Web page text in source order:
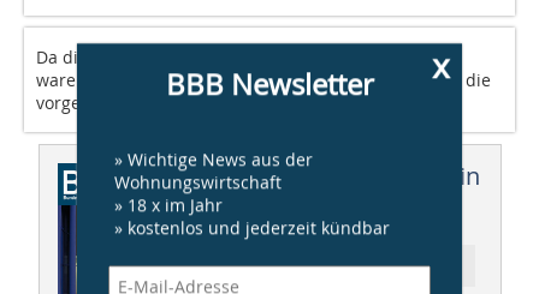
Da die Höhen des Fußbodenaufbaus unterschiedlich
waren, mussten die Anschlüsse für jeden Balkon auf die
vorgegebene Austrittshöhe ausgerichtet werden.
Dieser Artikel erschien in
BBB 04/2012
Ressort: BAUEN IM BESTAND
x
BBB Newsletter
» Wichtige News aus der
Wohnungswirtschaft
» 18 x im Jahr
» kostenlos und jederzeit kündbar